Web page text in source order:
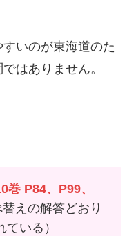
いのが東海道のた
はありません。
巻 P84、P99、
えの解答どおり
いる）